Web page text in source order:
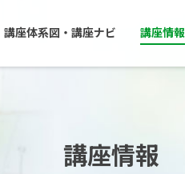
講座体系図・講座ナビ 講座情報
講座情報